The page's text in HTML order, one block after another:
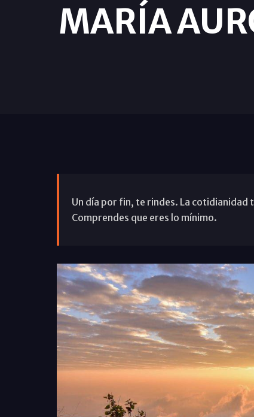
MARÍA
Un día por fin, te rindes. La cotidianidad
Comprendes que eres lo mínimo.